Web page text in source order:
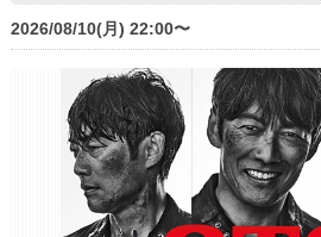
2026/08/10(月) 22:00〜